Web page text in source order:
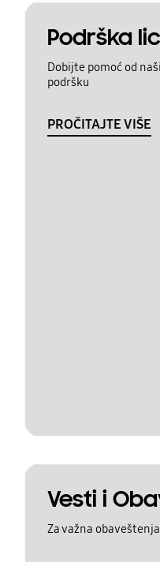
Podrška
Dobijte pomoć od
podršku
PROČITAJTE VIŠE
Vesti i
Za važna